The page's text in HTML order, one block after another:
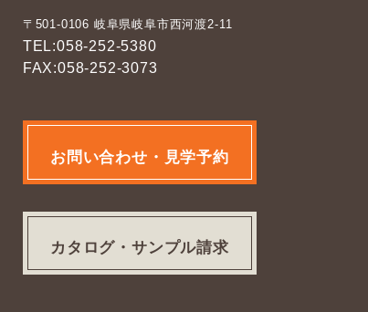
〒501-0106 岐阜県岐阜市西河渡2-11
TEL:058-252-5380
FAX:058-252-3073
お問い合わせ・見学予約
カタログ・サンプル請求